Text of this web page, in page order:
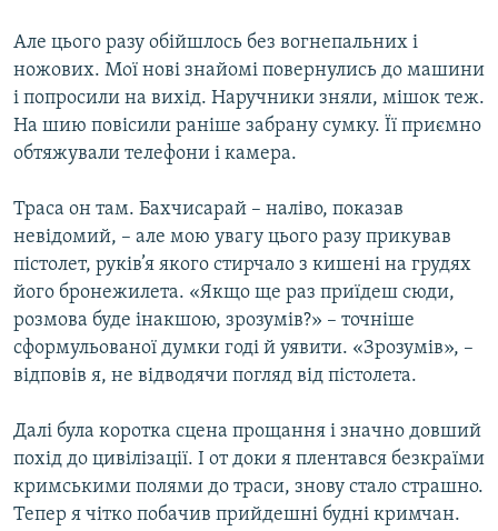
Але цього разу обійшлось без вогнепальних і
ножових. Мої нові знайомі повернулись до машини
і попросили на вихід. Наручники зняли, мішок теж.
На шию повісили раніше забрану сумку. Її приємно
обтяжували телефони і камера.
Траса он там. Бахчисарай – наліво, показав
невідомий, – але мою увагу цього разу прикував
пістолет, руків’я якого стирчало з кишені на грудях
його бронежилета. «Якщо ще раз приїдеш сюди,
розмова буде інакшою, зрозумів?» – точніше
сформульованої думки годі й уявити. «Зрозумів», –
відповів я, не відводячи погляд від пістолета.
Далі була коротка сцена прощання і значно довший
похід до цивілізації. І от доки я плентався безкраїми
кримськими полями до траси, знову стало страшно.
Тепер я чітко побачив прийдешні будні кримчан.